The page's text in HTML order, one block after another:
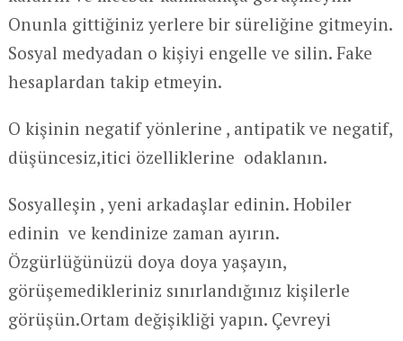
Onunla gittiğiniz yerlere bir süreliğine gitmeyin.
Sosyal medyadan o kişiyi engelle ve silin. Fake
hesaplardan takip etmeyin.
O kişinin negatif yönlerine , antipatik ve negatif,
düşüncesiz,itici özelliklerine odaklanın.
Sosyalleşin , yeni arkadaşlar edinin. Hobiler
edinin ve kendinize zaman ayırın.
Özgürlüğünüzü doya doya yaşayın,
görüşemedikleriniz sınırlandığınız kişilerle
görüşün.Ortam değişikliği yapın. Çevreyi